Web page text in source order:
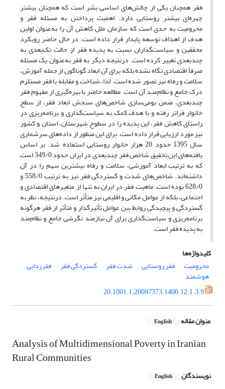
فقر همچنان یکی از چالش‌های اساسی بشر است که همچنان بیشتر
چهره‌ای بیشتر روستایی دارد. اهمیت پرداختن به مسئله فقر و
محرومیت به حدی است که سازمان ملل کاهش آن را به‌عنوان اولین
هدف از اهداف توسعه پایدار قرار داده است. در حال حاضر رویکرد
محققین و سیاست‌گذاران نسبت به پدیده فقر از حالت تک‌بعدی به
چندبعدی تغییر کرده است. درنتیجه دیگر به فقر به‌عنوان یک مسئله
صرفاً اقتصادی نگاه نشده بلکه برای آن ابعاد گوناگون از جمله آموزش،
سلامت و رفاه نیز تصور شده است. لذا، شناخت و مقابله با فقر مستلزم
درک جامع و نظام‌مند آن است. مطالعه حاضر با بهره‌گیری از مفهوم فقر
چندبعدی، ضمن بومی‌سازی شاخص‌های سنجش ابعاد فقر، از سطح
خانوار فراتر رفته و با هدف کمک به سیاست‌گذاری و برنامه‌ریزی در
راستای کاهش فقر، این پدیده را در سطوح شهرستان، استان و کشور
نیز مورد ارزیابی قرار داده است. برای این منظور از داده‌های سرشماری
سال 1395 حدود 20 هزار خانوار روستایی استفاده شد. بر اساس
یافته‌های این تحقیق شاخص فقر چندبعدی در ایران حدود 349/0 است
که به ترتیب ابعاد آموزشی، سلامت و رفاه بیشترین سهم را در آن
داشته‌اند. شاخص‌های شدت و گستردگی فقر نیز به ترتیب 558/0 و
628/0 بوده است. ماهیت فقر در ایران نه تنها از متغیرهای اقتصادی و
اجتماعی، بلکه از عوامل مکانی و اقلیمی نیز متأثر است. درنتیجه، نظر به
گستردگی و پیچیدگی روابط بین عوامل تأثیرگذار و متأثر از فقر هرگونه
برنامه‌ریزی و سیاست‌گذاری برای آن نیازمند نگرشی جامع و نظام‌مند
به پدیده فقر است.
کلیدواژه‌ها
محرومیت
فقر روستایی شدت فقر گستردگی فقر فقرزدایی
هوشمند
20.1001.1.20087373.1400.12.1.3.9
عنوان مقاله English
Analysis of Multidimensional Poverty in Iranian
Rural Communities
نویسندگان English